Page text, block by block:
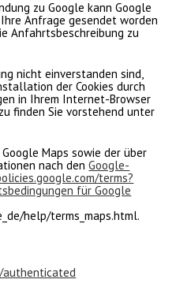
zu Google kann Google
Anfrage gesendet worden
Anfahrtsbeschreibung zu
nicht einverstanden sind,
der Cookies durch
in Ihrem Internet-Browser
finden Sie vorstehend unter
Maps sowie der über
nach denGoogle-
terms?
für Google
help/terms_maps.html.